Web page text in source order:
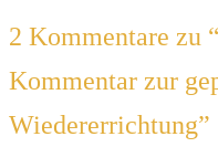
2 Kommentare zu “
Kommentar zur
Wiedererrichtung”